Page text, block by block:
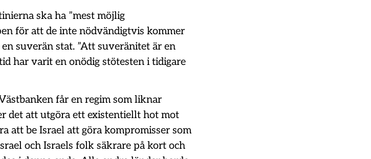
ska ha ”mest möjlig
för att de inte nödvändigtvis kommer
suverän stat. ”Att suveränitet är en
har varit en onödig stötesten i tidigare
får en regim som liknar
det att utgöra ett existentiellt hot mot
att be Israel att göra kompromisser som
och Israels folk säkrare på kort och